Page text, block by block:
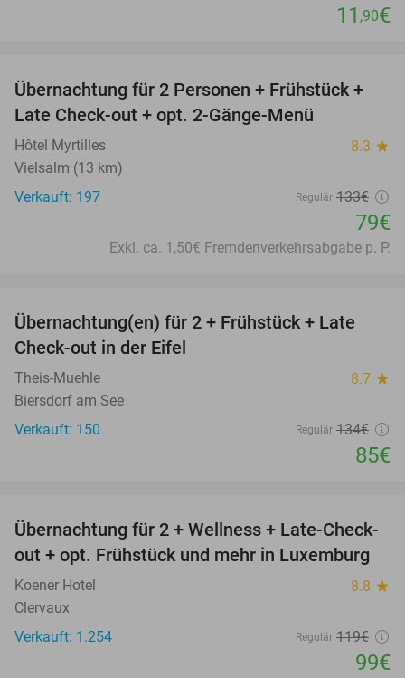
11 ,90€
41%
Übernachtung für 2 Personen + Frühstück +
Late Check-out + opt. 2-Gänge-Menü
Hôtel Myrtilles 8.3 star
Vielsalm (13 km)
Verkauft: 197
Regulär 133€
79€
Exkl. ca. 1,50€ Fremdenverkehrsabgabe p. P.
37%
Übernachtung(en) für 2 + Frühstück + Late
Check-out in der Eifel
Theis-Muehle 8.7 star
Biersdorf am See
Verkauft: 150
Regulär 134€
85€
17%
Übernachtung für 2 + Wellness + Late-Check-
out + opt. Frühstück und mehr in Luxemburg
Koener Hotel 8.8 star
Clervaux
Verkauft: 1.254
Regulär 119€
99€